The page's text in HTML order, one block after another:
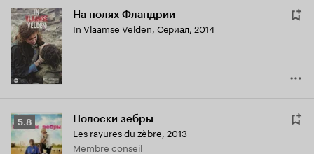
На полях Фландрии
In Vlaamse Velden, Сериал, 2014
Рейтинг
Кинопоиска
5.8
5.8 Полоски зебры
Les rayures du zèbre, 2013
Membre conseil